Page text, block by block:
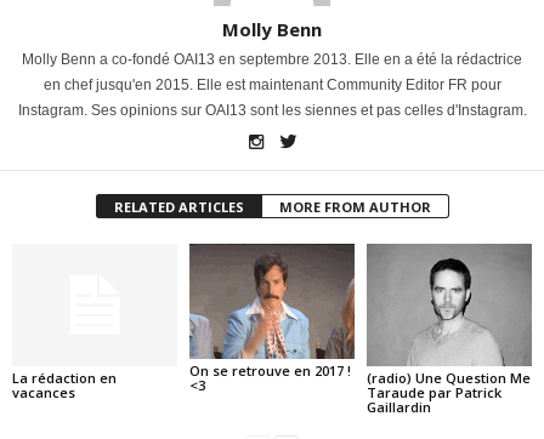
Molly Benn
Molly Benn a co-fondé OAI13 en septembre 2013. Elle en a été la rédactrice
en chef jusqu'en 2015. Elle est maintenant Community Editor FR pour
Instagram. Ses opinions sur OAI13 sont les siennes et pas celles d'Instagram.
RELATED ARTICLES MORE FROM AUTHOR
La rédaction en
vacances
On se retrouve en 2017 !
<3
(radio) Une Question Me
Taraude par Patrick
Gaillardin